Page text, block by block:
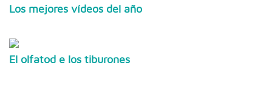
Los mejores vídeos del año
El olfatod e los tiburones